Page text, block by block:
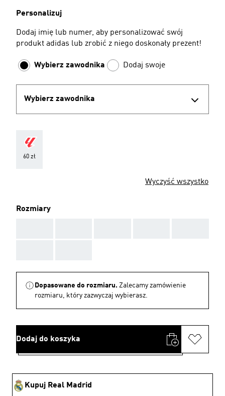
Personalizuj
Dodaj imię lub numer, aby personalizować swój
produkt adidas lub zrobić z niego doskonały prezent!
Wybierz zawodnika Dodaj swoje
Wybierz zawodnika
60 zł
Wyczyść wszystko
Rozmiary
Dopasowane do rozmiaru. Zalecamy zamówienie
rozmiaru, który zazwyczaj wybierasz.
Dodaj do koszyka
Kupuj Real Madrid